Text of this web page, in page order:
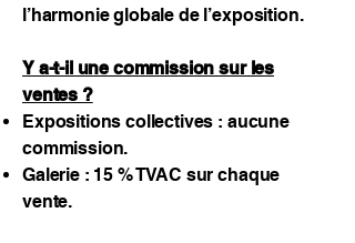
l’harmonie globale de l’exposition.
Y a-t-il une commission sur les
ventes ?
Expositions collectives : aucune
commission.
Galerie : 15 % TVAC sur chaque
vente.